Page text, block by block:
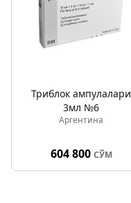
Триблок ампулалари
3мл №6
Аргентина
604 800 СЎМ